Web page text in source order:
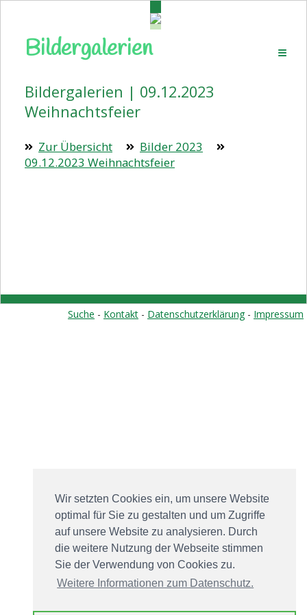
Wir setzten Cookies ein, um unsere Website
optimal für Sie zu gestalten und um Zugriffe
auf unsere Website zu analysieren. Durch
die weitere Nutzung der Webseite stimmen
Sie der Verwendung von Cookies zu.
Weitere Informationen zum Datenschutz.
Startseite
Pressemitteilungen
Wanderplan
Bildergalerien
Bildergalerien | 09.12.2023
Weihnachtsfeier
Zur Übersicht
Bilder 2023
09.12.2023 Weihnachtsfeier
Suche - Kontakt - Datenschutzerklärung- Impressum